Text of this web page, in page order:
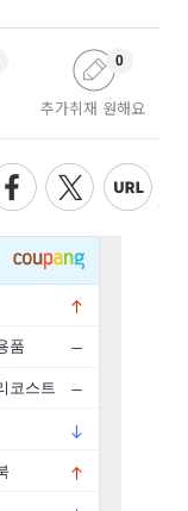
추가취재 원해요
0